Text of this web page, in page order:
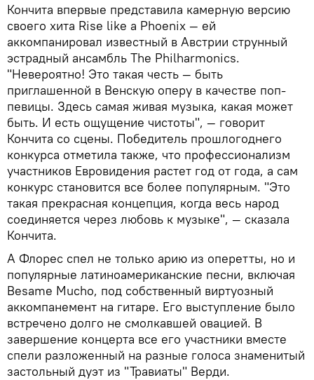
Кончита впервые представила камерную версию
своего хита Rise like a Phoenix — ей
аккомпанировал известный в Австрии струнный
эстрадный ансамбль The Philharmonics.
"Невероятно! Это такая честь — быть
приглашенной в Венскую оперу в качестве поп-
певицы. Здесь самая живая музыка, какая может
быть. И есть ощущение чистоты", — говорит
Кончита со сцены. Победитель прошлогоднего
конкурса отметила также, что профессионализм
участников Евровидения растет год от года, а сам
конкурс становится все более популярным. "Это
такая прекрасная концепция, когда весь народ
соединяется через любовь к музыке", — сказала
Кончита.
А Флорес спел не только арию из оперетты, но и
популярные латиноамериканские песни, включая
Besame Mucho, под собственный виртуозный
аккомпанемент на гитаре. Его выступление было
встречено долго не смолкавшей овацией. В
завершение концерта все его участники вместе
спели разложенный на разные голоса знаменитый
застольный дуэт из "Травиаты" Верди.